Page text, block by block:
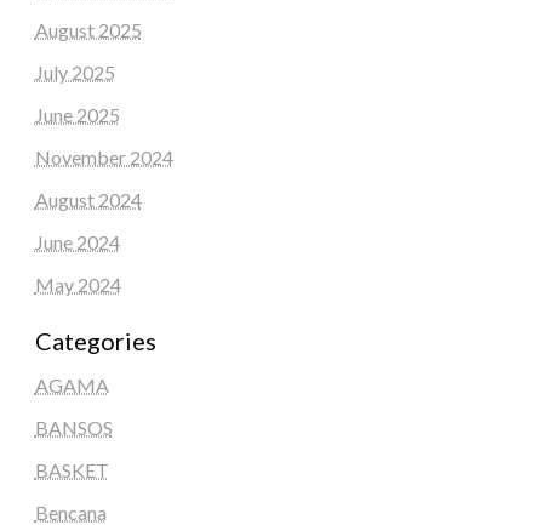
August 2025
July 2025
June 2025
November 2024
August 2024
June 2024
May 2024
Categories
AGAMA
BANSOS
BASKET
Bencana